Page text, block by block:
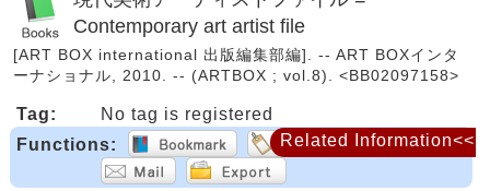
Contemporary art artist file
[ART BOX international 出版編集部編]. -- ART BOXインタ
ーナショナル, 2010. -- (ARTBOX ; vol.8). <BB02097158>
Tag:
No tag is registered
Functions:
Related Information<<